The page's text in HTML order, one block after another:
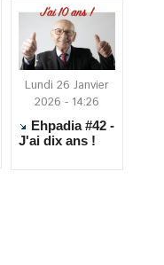
Lundi 26 Janvier
2026 - 14:26
Ehpadia #42 -
J'ai dix ans !